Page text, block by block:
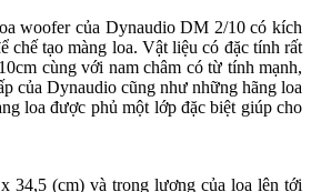
woofer của Dynaudio DM 2/10 có kích
tạo màng loa. Vật liệu có đặc tính rất
cùng với nam châm có từ tính mạnh,
của Dynaudio cũng như những hãng loa
loa được phủ một lớp đặc biệt giúp cho
34,5 (cm) và trọng lượng của loa lên tới